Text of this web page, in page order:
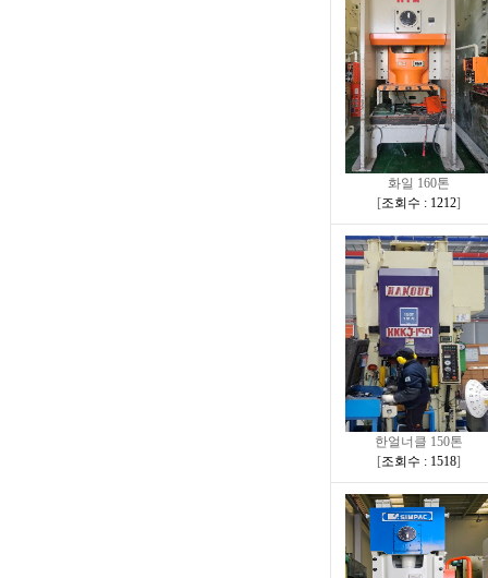
화일 160톤
[조회수 : 1212]
한얼너클 150톤
[조회수 : 1518]